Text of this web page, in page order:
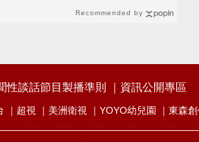
Recommended by
性談話節目製播準則 資訊公開專區
超視 美洲衛視 YOYO幼兒園 東森